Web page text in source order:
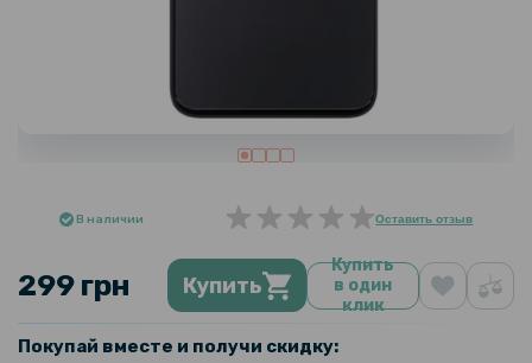
В наличии Оставить отзыв
299 грн Купить
Купить
в один
клик
Покупай вместе и получи скидку: